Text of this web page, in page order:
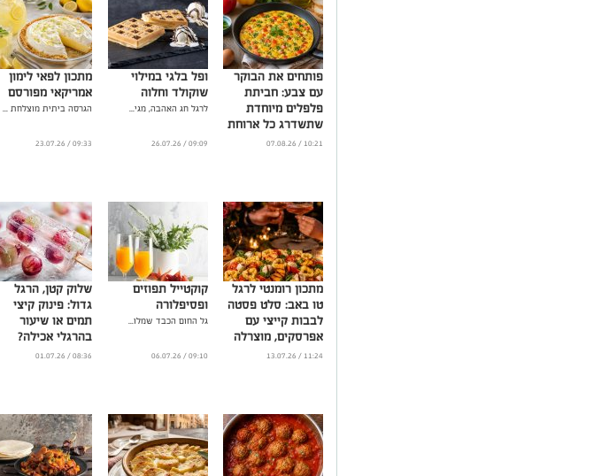
פותחים את הבוקר
עם צבע: חביתת
פלפלים מיוחדת
שתשדרג כל ארוחת
בוקר
10:21 / 07.08.26
ופל בלגי במילוי
שוקולד וחלוה
לרגל חג האהבה, מגי...
09:09 / 26.07.26
מתכון לפאי לימון
אמריקאי מפורסם
הגרסה ביתית מוצלחת ...
09:33 / 23.07.26
מתכון רומנטי לרגל
טו באב: סלט פסטה
לבבות קייצי עם
אפרסקים, מוצרלה
ובזיליקום
11:24 / 13.07.26
קוקטייל תפוזים
ופסיפלורה
גל החום הכבד שמלו...
09:10 / 06.07.26
שלוק קטן, הרגל
גדול: פינוק קיצי
תמים או שיעור
בהרגלי אכילה?
...
08:36 / 01.07.26